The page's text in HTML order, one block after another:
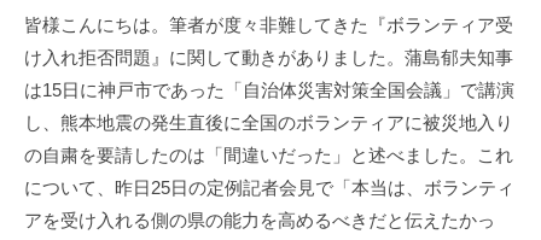
皆様こんにちは。筆者が度々非難してきた『ボランティア受
け入れ拒否問題』に関して動きがありました。蒲島郁夫知事
は15日に神戸市であった「自治体災害対策全国会議」で講演
し、熊本地震の発生直後に全国のボランティアに被災地入り
の自粛を要請したのは「間違いだった」と述べました。これ
について、昨日25日の定例記者会見で「本当は、ボランティ
アを受け入れる側の県の能力を高めるべきだと伝えたかっ